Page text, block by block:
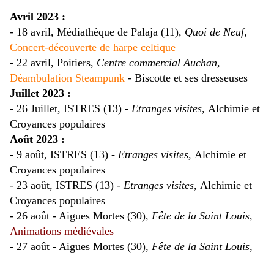
Avril 2023 :
- 18 avril, Médiathèque de Palaja (11), Quoi de Neuf,
Concert-découverte de harpe celtique
- 22 avril, Poitiers, Centre commercial Auchan,
Déambulation Steampunk - Biscotte et ses dresseuses
Juillet 2023 :
- 26 Juillet, ISTRES (13) - Etranges visites, Alchimie et
Croyances populaires
Août 2023 :
- 9 août, ISTRES (13) - Etranges visites, Alchimie et
Croyances populaires
- 23 août, ISTRES (13) - Etranges visites, Alchimie et
Croyances populaires
- 26 août - Aigues Mortes (30), Fête de la Saint Louis,
Animations médiévales
- 27 août - Aigues Mortes (30), Fête de la Saint Louis,